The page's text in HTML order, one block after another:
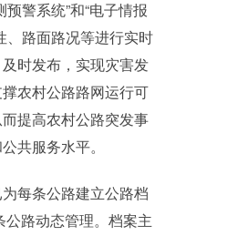
警系统”和“电子情报
、路面路况等进行实时
时发布，实现灾害发
农村公路路网运行可
提高农村公路突发事
共服务水平。
每条公路建立公路档
路动态管理。档案主